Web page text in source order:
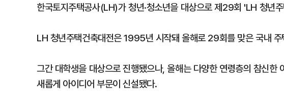
한국토지주택공사(LH)가 청년·청소년을 대상으로 제29회 'LH 청년
LH 청년주택건축대전은 1995년 시작돼 올해로 29회를 맞은 국내
그간 대학생을 대상으로 진행됐으나, 올해는 다양한 연령층의 참신한
새롭게 아이디어 부문이 신설됐다.